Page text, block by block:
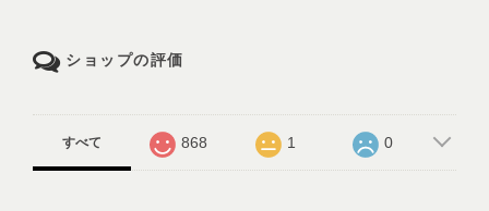
ショップの評価
すべて 868 1 0